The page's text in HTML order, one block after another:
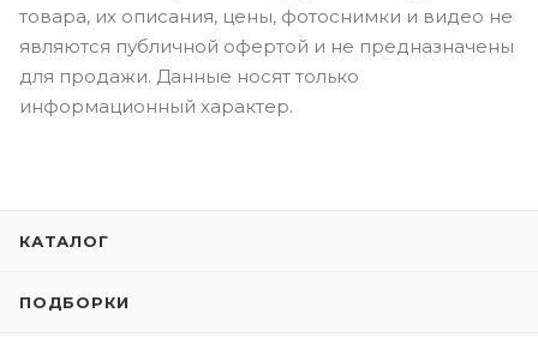
товара, их описания, цены, фотоснимки и видео не
являются публичной офертой и не предназначены
для продажи. Данные носят только
информационный характер.
КАТАЛОГ
ПОДБОРКИ